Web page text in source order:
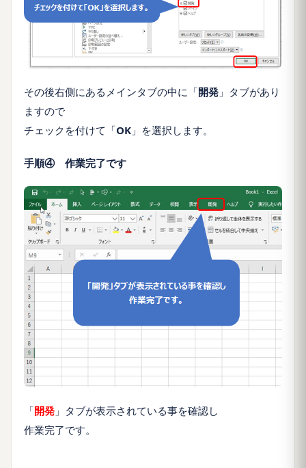
その後右側にあるメインタブの中に「開発 」タブがあり
ますので
チェックを付けて「OK 」を選択します。
手順④ 作業完了です
「開発 」タブが表示されている事を確認し
作業完了です。